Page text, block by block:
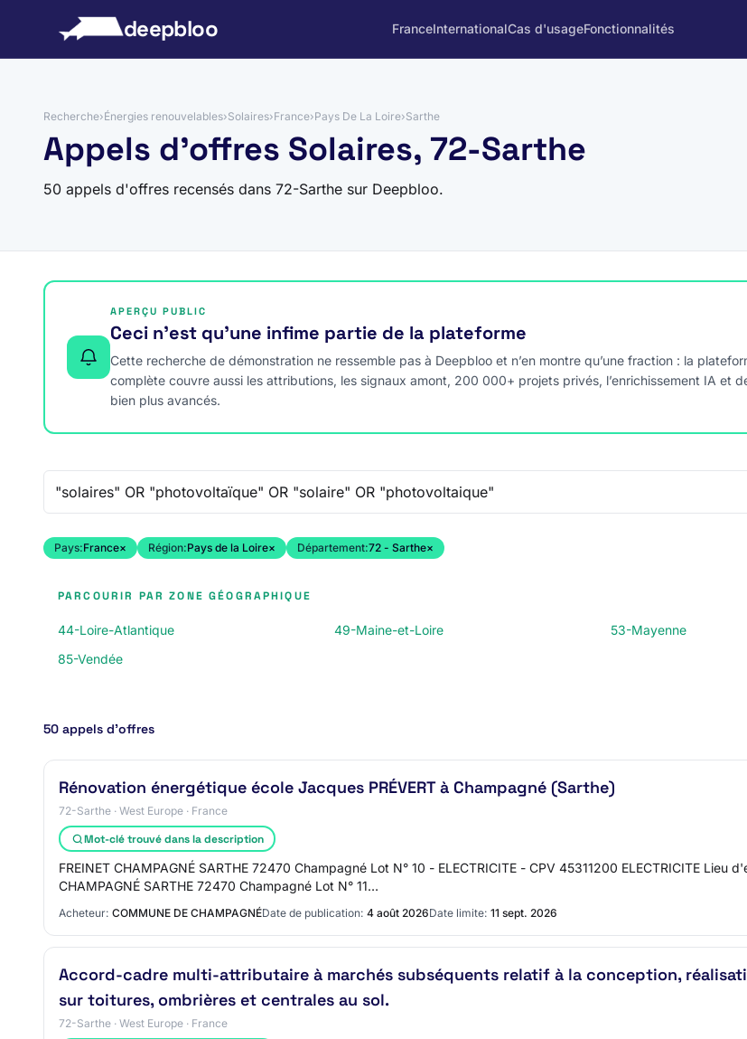
deepbloo FranceInternationalCas d'usageFonctionnalités
Recherche›Énergies renouvelables›Solaires›France›Pays De La Loire›Sarthe
Appels d'offres Solaires, 72-Sarthe
50 appels d'offres recensés dans 72-Sarthe sur Deepbloo.
APERÇU PUBLIC
Ceci n’est qu’une infime partie de la plateforme
Cette recherche de démonstration ne ressemble pas à Deepbloo et n’en montre qu’une fraction : la
complète couvre aussi les attributions, les signaux amont, 200 000+ projets privés, l’enrichissement IA et
bien plus avancés.
Pays:France× Région:Pays de la Loire× Département:72 - Sarthe×
PARCOURIR PAR ZONE GÉOGRAPHIQUE
44-Loire-Atlantique 49-Maine-et-Loire 53-Mayenne
85-Vendée
50 appels d’offres
Rénovation énergétique école Jacques PRÉVERT à Champagné (Sarthe)
72-Sarthe · West Europe · France
Mot-clé trouvé dans la description
FREINET CHAMPAGNÉ SARTHE 72470 Champagné Lot N° 10 - ELECTRICITE - CPV 45311200 ELECTRICITE Lieu
CHAMPAGNÉ SARTHE 72470 Champagné Lot N° 11…
Acheteur: COMMUNE DE CHAMPAGNÉDate de publication: 4 août 2026Date limite: 11 sept. 2026
Accord-cadre multi-attributaire à marchés subséquents relatif à la conception,
sur toitures, ombrières et centrales au sol.
72-Sarthe · West Europe · France